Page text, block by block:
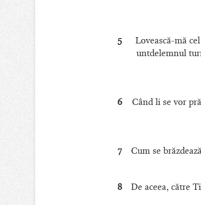
5
Lovească-mă
untdelemnul
6
Când li se vor
7 Cum se
8 De aceea, către